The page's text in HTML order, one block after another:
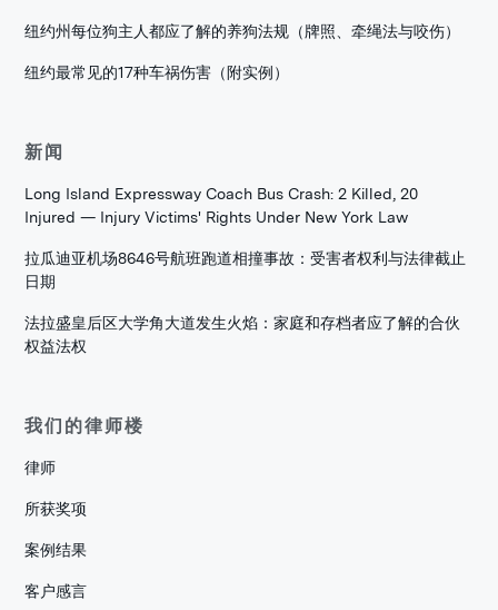
纽约州每位狗主人都应了解的养狗法规（牌照、牵绳法与咬伤）
纽约最常见的17种车祸伤害（附实例）
新闻
Long Island Expressway Coach Bus Crash: 2 Killed, 20
Injured — Injury Victims' Rights Under New York Law
拉瓜迪亚机场8646号航班跑道相撞事故：受害者权利与法律截止
日期
法拉盛皇后区大学角大道发生火焰：家庭和存档者应了解的合伙
权益法权
我们的律师楼
律师
所获奖项
案例结果
客户感言